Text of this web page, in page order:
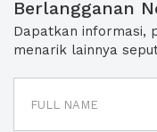
Berlangganan
Dapatkan informasi,
menarik lainnya